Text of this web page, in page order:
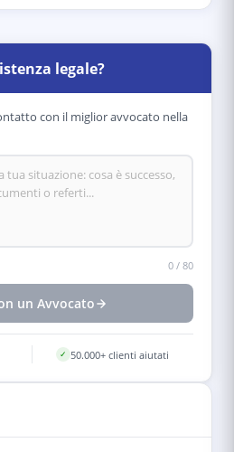
legale?
con il miglior avvocato nella
0 / 80
un Avvocato
✓ 50.000+ clienti aiutati